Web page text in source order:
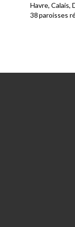
Havre, Calais,
38 paroisses